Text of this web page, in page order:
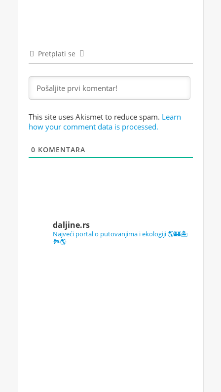
Pretplati se
This site uses Akismet to reduce spam. Learn
how your comment data is processed.
0 KOMENTARA
daljine.rs
Najveći portal o putovanjima i ekologiji 🌎🏰🏝️
🏞️🌎